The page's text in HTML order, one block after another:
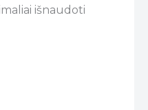
išnaudoti